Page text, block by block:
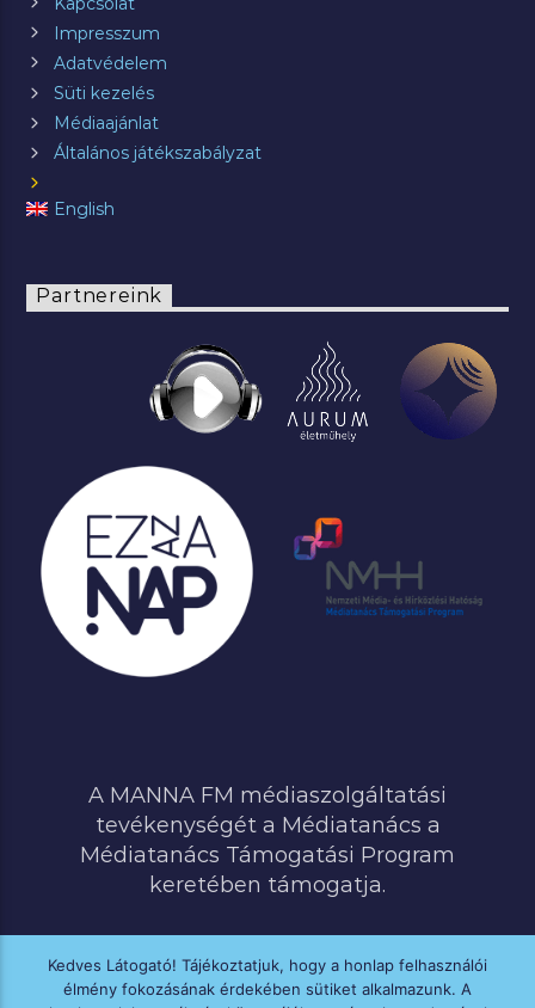
Impresszum
Adatvédelem
Süti kezelés
Médiaajánlat
Általános játékszabályzat
English
Partnereink
A MANNA FM médiaszolgáltatási
tevékenységét a Médiatanács a
Médiatanács Támogatási Program
keretében támogatja.
MINDEN JOG FENNTARTVA © 2020 MANNA FM
Kedves Látogató! Tájékoztatjuk, hogy a honlap felhasználói
élmény fokozásának érdekében sütiket alkalmazunk. A